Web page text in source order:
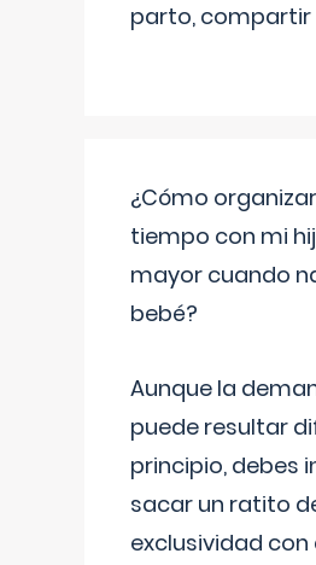
parto, compartir
¿Cómo
tiempo con mi
mayor cuando
bebé?
Aunque la
puede resultar
principio, debes
sacar un ratito
exclusividad con